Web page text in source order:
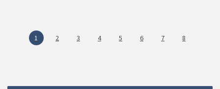
1 2 3 4 5 6 7 8